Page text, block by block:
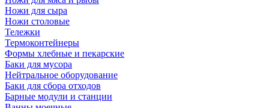
Ножи для сыра
Ножи столовые
Тележки
Термоконтейнеры
Формы хлебные и пекарские
Баки для мусора
Нейтральное оборудование
Баки для сбора отходов
Барные модули и станции